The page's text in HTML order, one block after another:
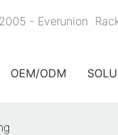
- Everunion
OEM/ODM